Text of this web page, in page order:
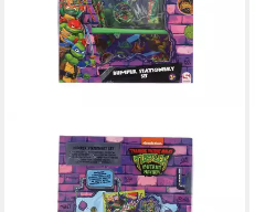
TEENAGE MUTANT NINJA
TURTLES
Kreativset Teenage Mutant
Ninja Turtles Schreibset